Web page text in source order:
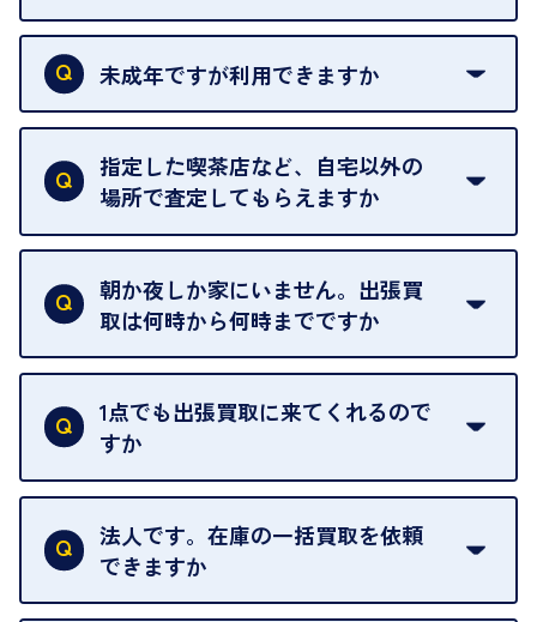
本人確認書類をご用意ください。ご利用になれる書
類はこちらをご確認ください。
未成年ですが利用できますか
18歳未満の方は、保護者の同意があってもご利用い
ただけません。
指定した喫茶店など、自宅以外の
場所で査定してもらえますか
ご自宅以外での査定はお引き受けできません。ご指
定のお店や、ほかのお客様への迷惑となることが考
えられるためです。
朝か夜しか家にいません。出張買
取は何時から何時までですか
ご訪問可能時間は、10時から19時です。
ただし、お品物の種類や量によっては対応させてい
ただくことがあります。
1点でも出張買取に来てくれるので
すか
はい。1点でもお伺いします。
法人です。在庫の一括買取を依頼
できますか